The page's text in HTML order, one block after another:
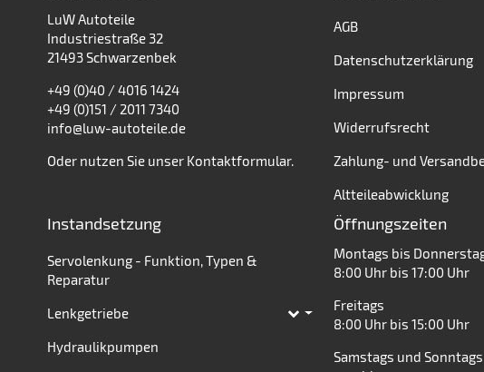
LuW Autoteile
Industriestraße 32
21493 Schwarzenbek
+49 (0)40 / 4016 1424
+49 (0)151 / 2011 7340
info@luw-autoteile.de
Oder nutzen Sie unser Kontaktformular.
AGB
Datenschutzerklärung
Impressum
Widerrufsrecht
Zahlung- und
Altteileabwicklung
Instandsetzung
Servolenkung - Funktion, Typen &
Reparatur
Lenkgetriebe
Toggle subpages
Hydraulikpumpen
Öffnungszeiten
Montags bis
8:00 Uhr bis 17:00 Uhr
Freitags
8:00 Uhr bis 15:00 Uhr
Samstags und Sonntags